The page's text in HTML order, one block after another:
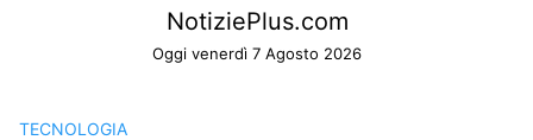
NotiziePlus.com
Oggi venerdì 7 Agosto 2026
TECNOLOGIA